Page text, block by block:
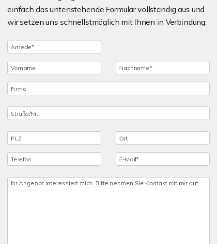
einfach das untenstehende Formular vollständig aus und
wir setzen uns schnellstmöglich mit Ihnen in Verbindung.